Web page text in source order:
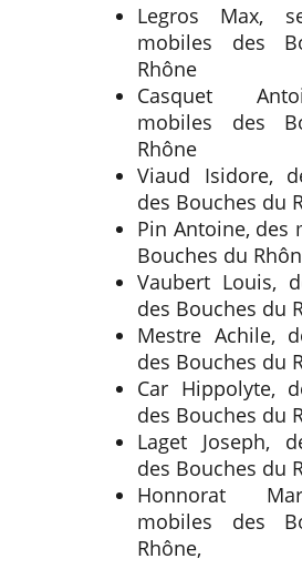
Legros Max,
mobiles des
Rhône
Casquet
mobiles des
Rhône
Viaud Isidore,
des Bouches du
Pin Antoine, des
Bouches du
Vaubert Louis,
des Bouches du
Mestre Achile,
des Bouches du
Car Hippolyte,
des Bouches du
Laget Joseph,
des Bouches du
Honnorat
mobiles des
Rhône,